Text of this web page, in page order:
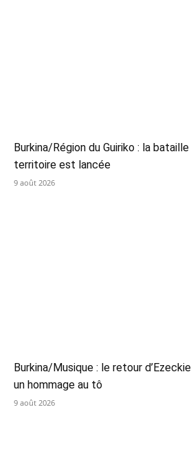
Burkina/Région du Guiriko : la
territoire est lancée
9 août 2026
Burkina/Musique : le retour
un hommage au tô
9 août 2026